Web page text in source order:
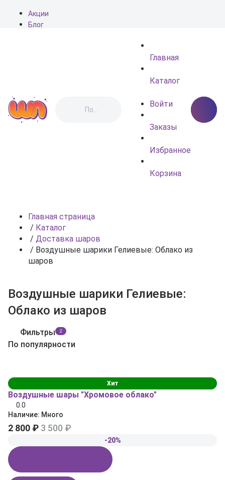
Акции
Блог
Главная
Каталог
Войти
Заказы
Избранное
Корзина
Главная страница
/ Каталог
/ Доставка шаров
/ Воздушные шарики Гелиевые: Облако из
шаров
Воздушные шарики Гелиевые:
Облако из шаров
Фильтры 2
По популярности
Хит
Воздушные шары "Хромовое облако"
0.0
Наличие: Много
2 800 ₽ 3 500 ₽
-20%